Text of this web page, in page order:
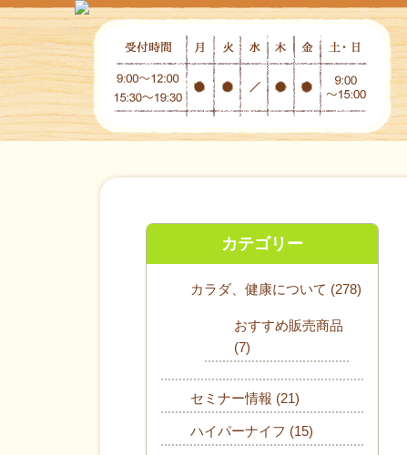
カテゴリー
カラダ、健康について (278)
おすすめ販売商品
(7)
セミナー情報 (21)
ハイパーナイフ (15)